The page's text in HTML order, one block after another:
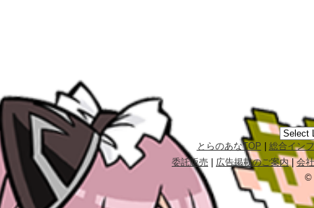
とらのあなTOP
総合イン
委託販売
広告掲載のご案内|会
©